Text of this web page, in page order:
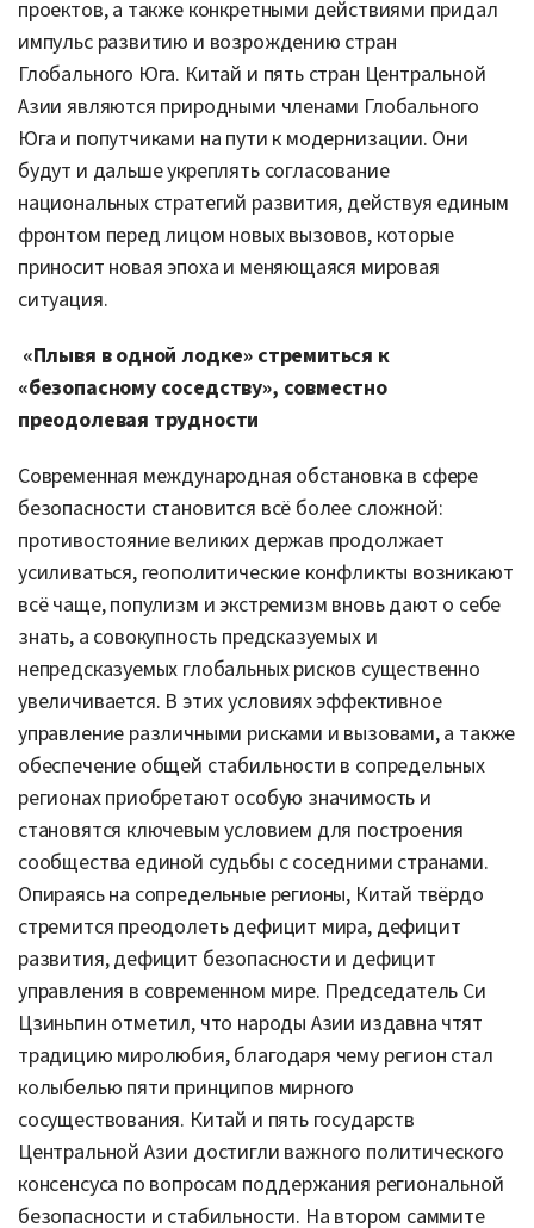
проектов, а также конкретными действиями придал
импульс развитию и возрождению стран
Глобального Юга. Китай и пять стран Центральной
Азии являются природными членами Глобального
Юга и попутчиками на пути к модернизации. Они
будут и дальше укреплять согласование
национальных стратегий развития, действуя единым
фронтом перед лицом новых вызовов, которые
приносит новая эпоха и меняющаяся мировая
ситуация.
«Плывя в одной лодке» стремиться к
«безопасному соседству», совместно
преодолевая трудности
Современная международная обстановка в сфере
безопасности становится всё более сложной:
противостояние великих держав продолжает
усиливаться, геополитические конфликты возникают
всё чаще, популизм и экстремизм вновь дают о себе
знать, а совокупность предсказуемых и
непредсказуемых глобальных рисков существенно
увеличивается. В этих условиях эффективное
управление различными рисками и вызовами, а также
обеспечение общей стабильности в сопредельных
регионах приобретают особую значимость и
становятся ключевым условием для построения
сообщества единой судьбы с соседними странами.
Опираясь на сопредельные регионы, Китай твёрдо
стремится преодолеть дефицит мира, дефицит
развития, дефицит безопасности и дефицит
управления в современном мире. Председатель Си
Цзиньпин отметил, что народы Азии издавна чтят
традицию миролюбия, благодаря чему регион стал
колыбелью пяти принципов мирного
сосуществования. Китай и пять государств
Центральной Азии достигли важного политического
консенсуса по вопросам поддержания региональной
безопасности и стабильности. На втором саммите